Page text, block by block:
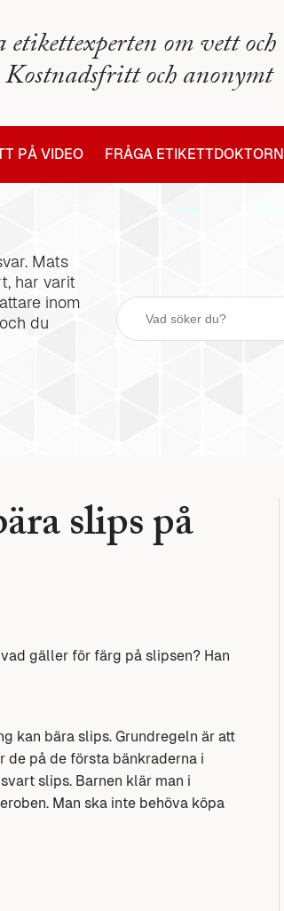
om vett och
och anonymt
PÅ VIDEO FRÅGA ETIKETTDOKTORN
Mats
har varit
inom
du
slips på
gäller för färg på slipsen? Han
kan bära slips. Grundregeln är att
de på de första bänkraderna i
slips. Barnen klär man i
Man ska inte behöva köpa